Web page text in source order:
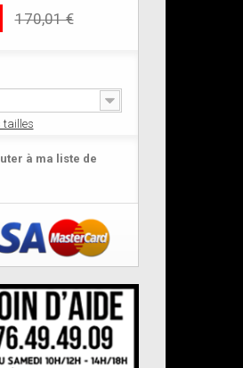
170,01 €
tailles
à ma liste de